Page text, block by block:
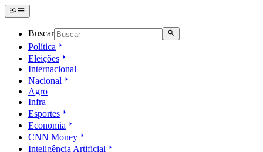
Buscar
Política
Eleições
Internacional
Nacional
Agro
Infra
Esportes
Economia
CNN Money
Inteligência Artificial